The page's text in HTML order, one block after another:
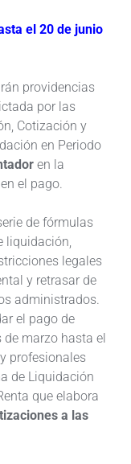
el 20 de junio
providencias
por las
Cotización y
en Periodo
en la
el pago.
de fórmulas
liquidación,
legales
y retrasar de
administrados.
el pago de
marzo hasta el
profesionales
de Liquidación
que elabora
a las